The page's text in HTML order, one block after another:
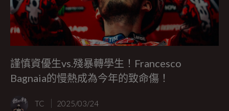
謹慎資優生vs.殘暴轉學生！Francesco
Bagnaia的慢熱成為今年的致命傷！
TC 2025/03/24